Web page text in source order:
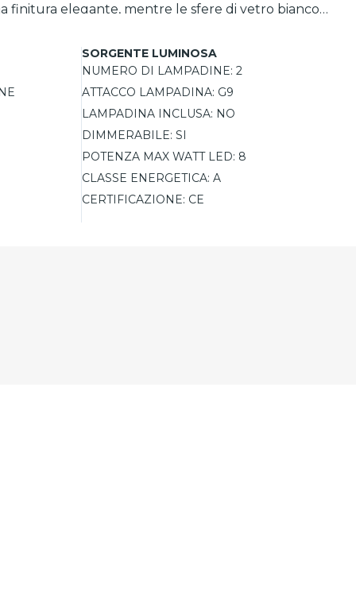
finitura elegante, mentre le sfere di vetro bianco
facilmente in vari stili d'arredo. La possibilità di
scelta per ogni momento della giornata.
SORGENTE LUMINOSA
NUMERO DI LAMPADINE: 2
ATTACCO LAMPADINA: G9
LAMPADINA INCLUSA: NO
DIMMERABILE: SI
POTENZA MAX WATT LED: 8
CLASSE ENERGETICA: A
CERTIFICAZIONE: CE